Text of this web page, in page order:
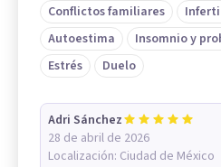
Conflictos familiares
Autoestima
Insomnio y
Estrés
Duelo
Adri Sánchez
28 de abril de 2026
Localización: Ciudad de México